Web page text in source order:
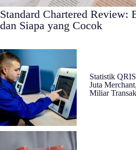
Standard Chartered Review:
dan Siapa yang Cocok
Statistik
Juta
Miliar